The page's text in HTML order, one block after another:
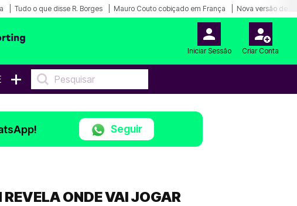
Tudo o que disse R. Borges Mauro Couto cobiçado em França Nova versão de
Iniciar Sessão Criar Conta
+
Seguir
ONDE VAI JOGAR